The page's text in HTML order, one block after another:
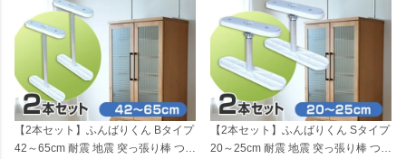
【2本セット】ふんばりくん Bタイプ
42～65cm 耐震 地震 突っ張り棒 つっ
【2本セット】ふんばりくん Sタイプ
20～25cm 耐震 地震 突っ張り棒 つっ